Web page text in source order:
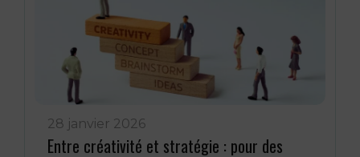
28 janvier 2026
Entre créativité et stratégie : pour des